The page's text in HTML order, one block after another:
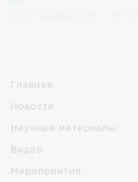
Главная
Новости
Научные материалы
Видео
Мероприятия